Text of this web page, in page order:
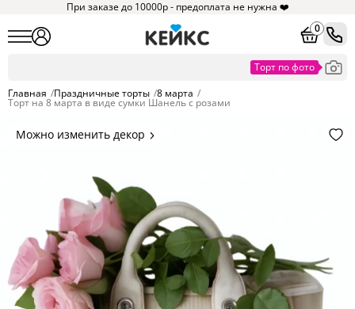
При заказе до 10000р - предоплата не нужна ❤️
0
Главная /Праздничные торты /8 марта /
Торт на 8 марта в виде сумки Шанель с розами
Можно изменить декор